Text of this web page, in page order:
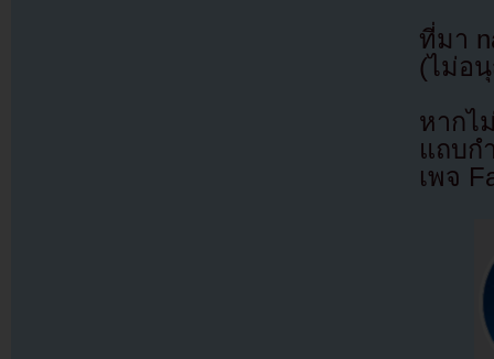
ที่มา
(ไม่อ
หากไ
แถบก
เพจ